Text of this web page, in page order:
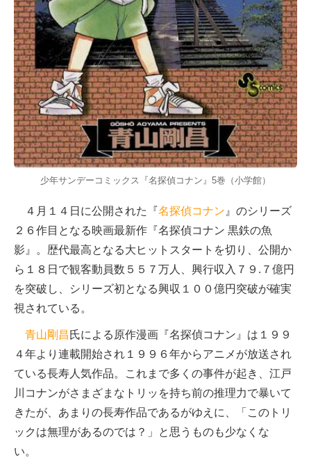
少年サンデーコミックス『名探偵コナン』5巻（小学館）
４月１４日に公開された『名探偵コナン 』のシリーズ
２６作目となる映画最新作『名探偵コナン 黒鉄の魚
影』。歴代最高となる大ヒットスタートを切り、公開か
ら１８日で観客動員数５５７万人、興行収入７９.７億円
を突破し、シリーズ初となる興収１００億円突破が確実
視されている。
青山剛昌 氏による原作漫画『名探偵コナン』は１９９
４年より連載開始され１９９６年からアニメが放送され
ている長寿人気作品。これまで多くの事件が起き、江戸
川コナンがさまざまなトリッを持ち前の推理力で暴いて
きたが、あまりの長寿作品であるがゆえに、「このトリ
ックは無理があるのでは？」と思うものも少なくな
い。